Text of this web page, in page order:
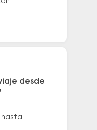
desde
hasta